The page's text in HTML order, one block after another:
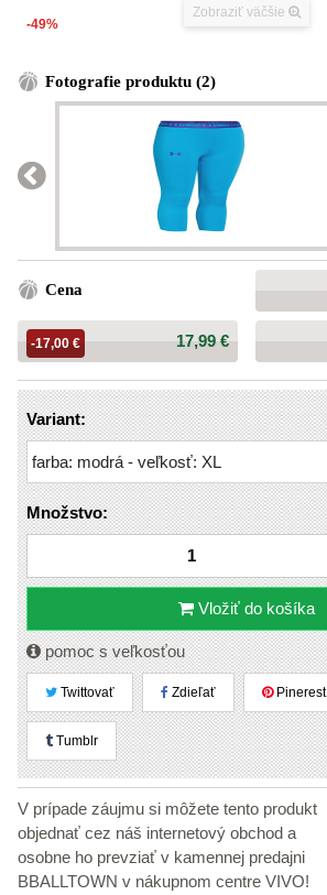
Zobraziť väčšie
-49%
Fotografie produktu (2)
Cena
Cena:
17,99 €
-17,00 €
Variant:
Množstvo:
Vložiť do košíka
pomoc s veľkosťou
Twittovať Zdieľať Pinerest
Tumblr
V prípade záujmu si môžete tento produkt
objednať cez náš internetový obchod a
osobne ho prevziať v kamennej predajni
BBALLTOWN v nákupnom centre VIVO!